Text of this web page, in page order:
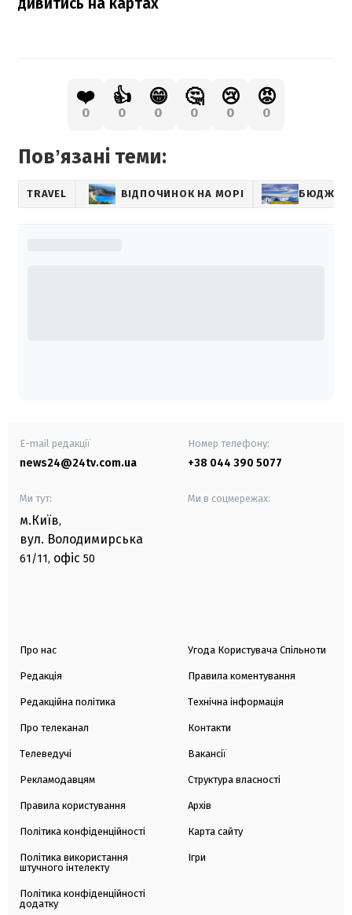
❤️
0
👍
0
😁
0
🤔
0
😢
0
😡
0
Повʼязані теми:
TRAVEL ВІДПОЧИНОК НА МОРІ
E-mail редакції
news24@24tv.com.ua
Номер телефону:
+38 044 390 5077
Ми тут:
м.Київ,
вул. Володимирська
61/11, офіс 50
Ми в соцмережах:
Про нас
Редакція
Редакційна політика
Про телеканал
Телеведучі
Рекламодавцям
Правила користування
Політика конфіденційності
Політика використання
штучного інтелекту
Політика конфіденційності
додатку
Угода Користувача Спільноти
Правила коментування
Технічна інформація
Контакти
Вакансії
Структура власності
Архів
Карта сайту
Ігри